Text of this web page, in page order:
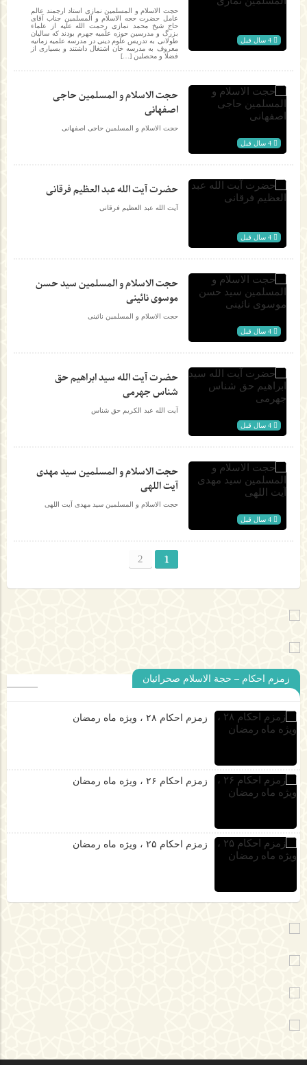
حجت الاسلام و المسلمین نمازی استاد ارجمند عالم
عامل حضرت حجه الاسلام و المسلمین جناب آقای
حاج شیخ محمد نمازی رحمت الله علیه از علماء
بزرگ و مدرسین حوزه علمیه جهرم بودند که سالیان
طولانی به تدریس علوم دینی در مدرسه علمیه زمانیه
معروف به مدرسه خان اشتغال داشتند و بسیاری از
فضلا و محصلین […]
حجت الاسلام و المسلمین حاجی
اصفهانی
حجت الاسلام و المسلمین حاجی اصفهانی
حضرت آیت الله عبد العظیم فرقانی
آیت الله عبد العظیم فرقانی
حجت الاسلام و المسلمین سید حسن
موسوی نائینی
حجت الاسلام و المسلمین نائینی
حضرت آیت الله سید ابراهیم حق
شناس جهرمی
آیت الله عبد الکریم حق شناس
حجت الاسلام و المسلمین سید مهدی
آیت اللهی
حجت الاسلام و المسلمین سید مهدی آیت اللهی
1
2
زمزم احکام – حجة الاسلام صحرائیان
زمزم احکام ۲۸ ، ویژه ماه رمضان
زمزم احکام ۲۶ ، ویژه ماه رمضان
زمزم احکام ۲۵ ، ویژه ماه رمضان